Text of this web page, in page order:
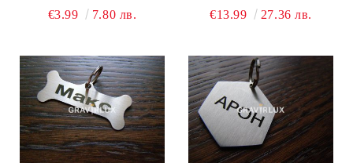
ДОБАВИ КЪМ
€3.99 7.80 лв.
НЕРЪЖДАЕМА
€13.99 27.36 лв.